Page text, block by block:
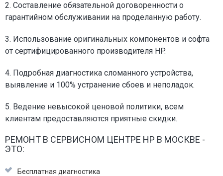
2. Составление обязательной договоренности о
гарантийном обслуживании на проделанную работу.
3. Использование оригинальных компонентов и софта
от сертифицированного производителя HP.
4. Подробная диагностика сломанного устройства,
выявление и 100% устранение сбоев и неполадок.
5. Ведение невысокой ценовой политики, всем
клиентам предоставляются приятные скидки.
РЕМОНТ В СЕРВИСНОМ ЦЕНТРЕ HP В МОСКВЕ -
ЭТО:
Бесплатная диагностика